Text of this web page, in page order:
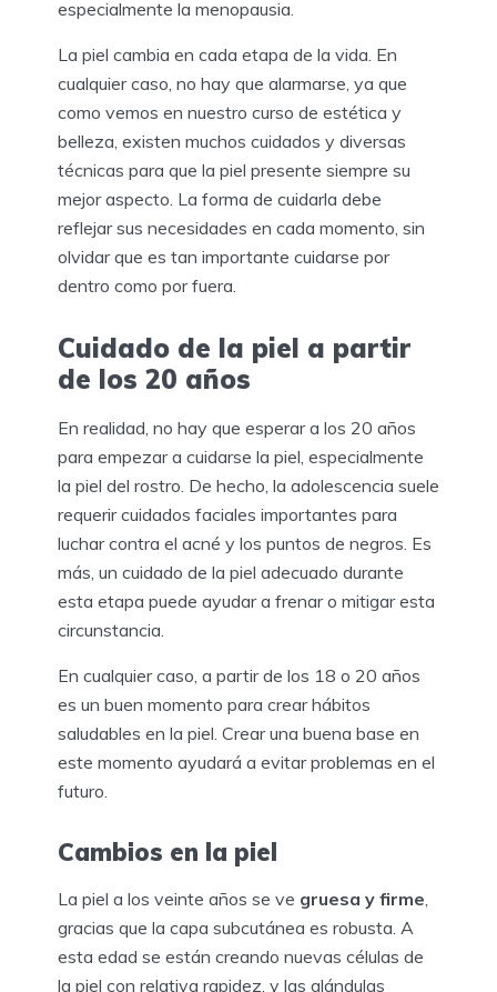
especialmente la menopausia.
La piel cambia en cada etapa de la vida. En
cualquier caso, no hay que alarmarse, ya que
como vemos en nuestro curso de estética y
belleza, existen muchos cuidados y diversas
técnicas para que la piel presente siempre su
mejor aspecto. La forma de cuidarla debe
reflejar sus necesidades en cada momento, sin
olvidar que es tan importante cuidarse por
dentro como por fuera.
Cuidado de la piel a partir
de los 20 años
En realidad, no hay que esperar a los 20 años
para empezar a cuidarse la piel, especialmente
la piel del rostro. De hecho, la adolescencia suele
requerir cuidados faciales importantes para
luchar contra el acné y los puntos de negros. Es
más, un cuidado de la piel adecuado durante
esta etapa puede ayudar a frenar o mitigar esta
circunstancia.
En cualquier caso, a partir de los 18 o 20 años
es un buen momento para crear hábitos
saludables en la piel. Crear una buena base en
este momento ayudará a evitar problemas en el
futuro.
Cambios en la piel
La piel a los veinte años se ve gruesa y firme,
gracias que la capa subcutánea es robusta. A
esta edad se están creando nuevas células de
la piel con relativa rapidez, y las glándulas